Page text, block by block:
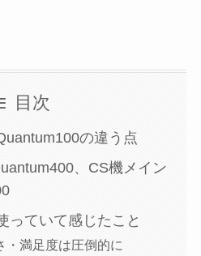
目次
の違う点
、CS機メイン
っていて感じたこと
満足度は圧倒的に